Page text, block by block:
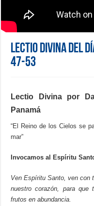
Lectio Divina del
47-53
Lectio Divina por
Panamá
“El Reino de los Cielos se
mar”
Invocamos al Espíritu
Ven Espíritu Santo, ven con
nuestro corazón, para
frutos en abundancia.